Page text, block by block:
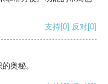
支持[0] 反对[0]
奥秘。